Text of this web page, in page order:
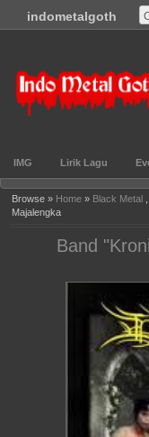
indometalgoth
Blog▼
IMG Lirik Lagu
Browse » Home » Black Metal
Majalengka
Band